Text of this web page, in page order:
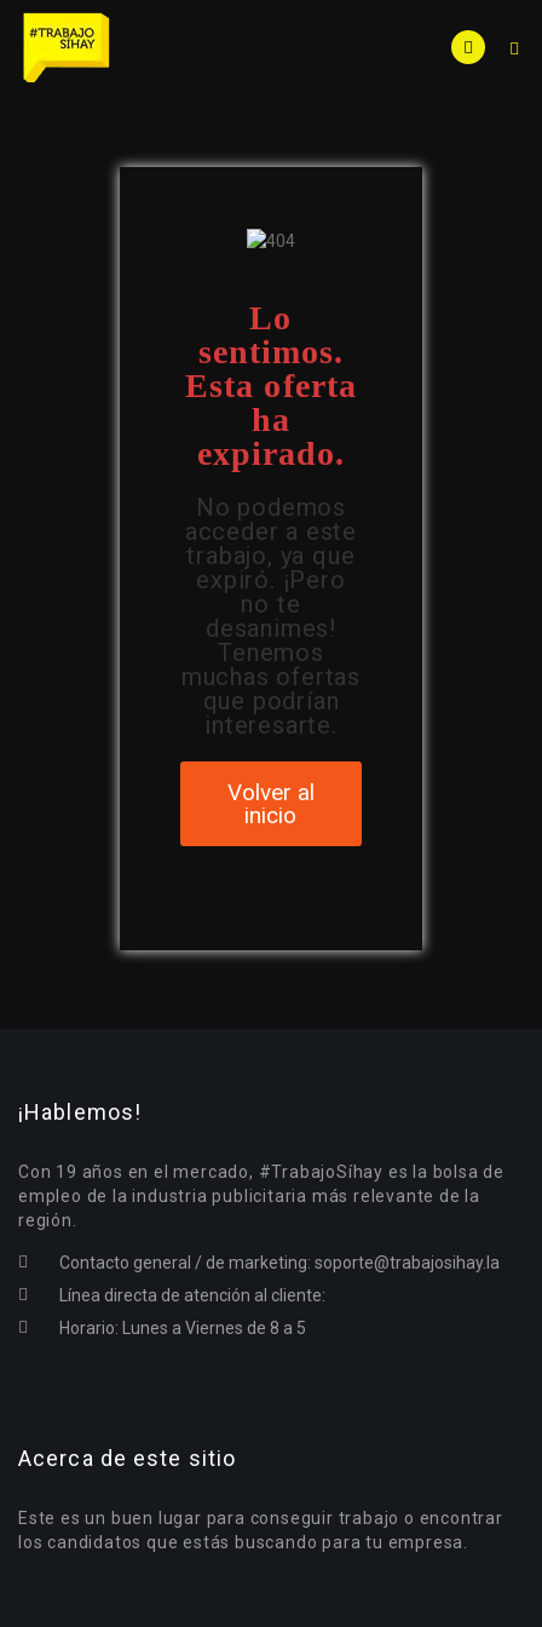
Lo
sentimos.
Esta oferta
ha
expirado.
No podemos
acceder a este
trabajo, ya que
expiró. ¡Pero
no te
desanimes!
Tenemos
muchas ofertas
que podrían
interesarte.
Volver al
inicio
¡Hablemos!
Con 19 años en el mercado, #TrabajoSíhay es la bolsa de
empleo de la industria publicitaria más relevante de la
región.
Contacto general / de marketing: soporte@trabajosihay.la
Línea directa de atención al cliente:
Horario: Lunes a Viernes de 8 a 5
Acerca de este sitio
Este es un buen lugar para conseguir trabajo o encontrar
los candidatos que estás buscando para tu empresa.